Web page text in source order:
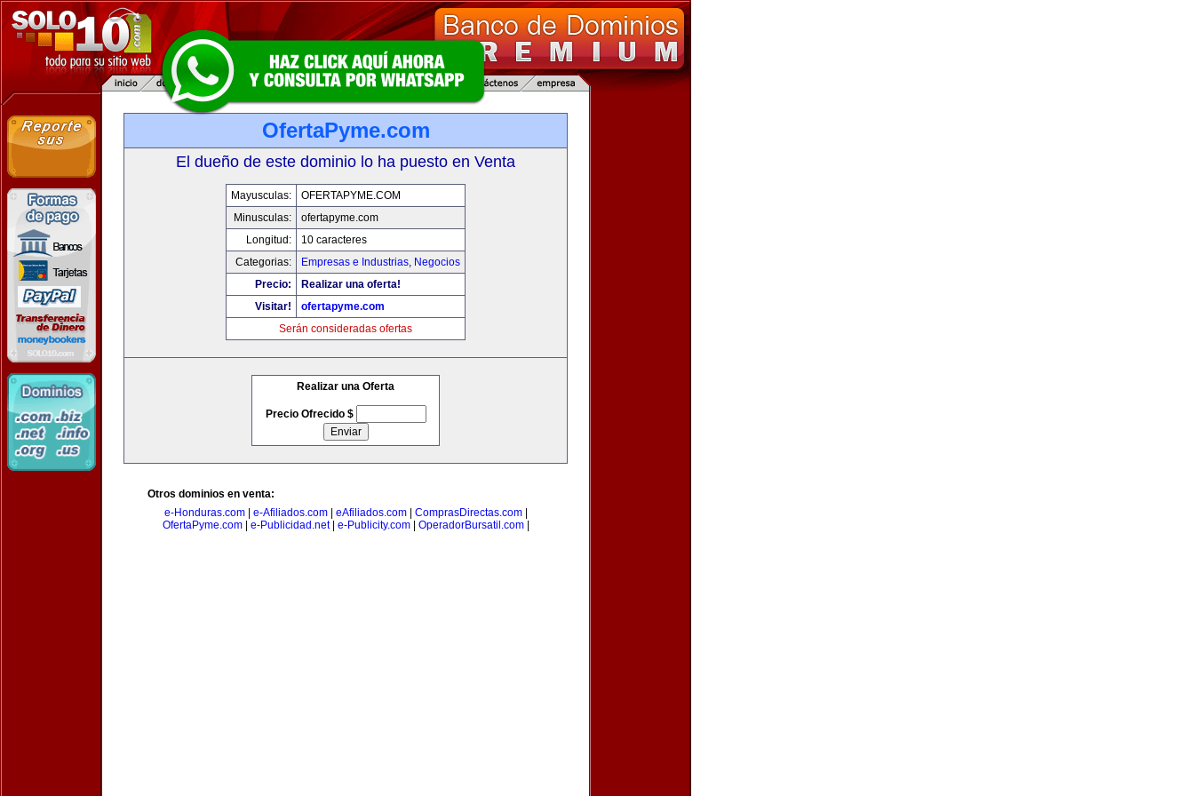
OfertaPyme.com
El dueño de este dominio lo ha puesto en Venta
Mayusculas:
OFERTAPYME.COM
Minusculas:
ofertapyme.com
Longitud:
10 caracteres
Categorias:
Empresas e Industrias, Negocios
Precio:
Realizar una oferta!
Visitar!
ofertapyme.com
Serán consideradas ofertas
Realizar una Oferta
Precio Ofrecido $
Otros dominios en venta:
e-Honduras.com| e-Afiliados.com| eAfiliados.com| ComprasDirectas.com|
OfertaPyme.com| e-Publicidad.net| e-Publicity.com| OperadorBursatil.com|